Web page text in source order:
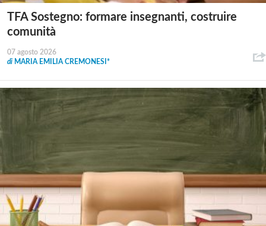
TFA Sostegno: formare insegnanti, costruire
comunità
07 agosto 2026
di MARIA EMILIA CREMONESI*